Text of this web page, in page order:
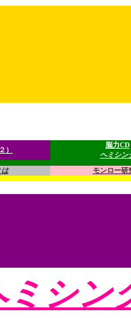
）
脳力CD
ヘミシン
は モンロー研
ミシン